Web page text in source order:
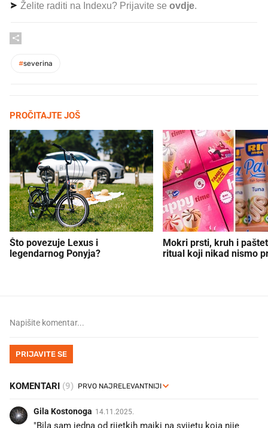
Želite raditi na Indexu? Prijavite se ovdje.
#severina
PROČITAJTE JOŠ
Što povezuje Lexus i
legendarnog Ponyja?
Mokri prsti, kruh i
ritual koji nikad nismo
PRIJAVITE SE
KOMENTARI (9)
Gila Kostonoga 14.11.2025.
"Bila sam jedna od rijetkih majki na svijetu koja nije